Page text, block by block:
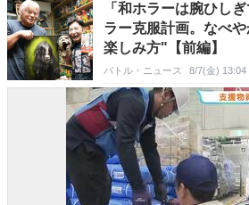
「和ホラーは腕ひし
ラー克服計画。なべ
楽しみ方"【前編】
バトル・ニュース 8/7(金) 13:04